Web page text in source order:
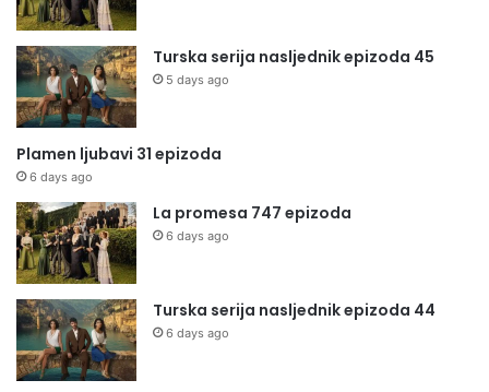
Turska serija nasljednik epizoda 45
5 days ago
Plamen ljubavi 31 epizoda
6 days ago
La promesa 747 epizoda
6 days ago
Turska serija nasljednik epizoda 44
6 days ago